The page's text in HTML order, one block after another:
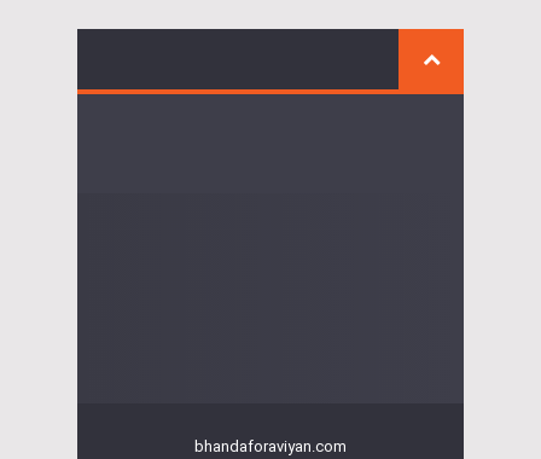
bhandaforaviyan.com